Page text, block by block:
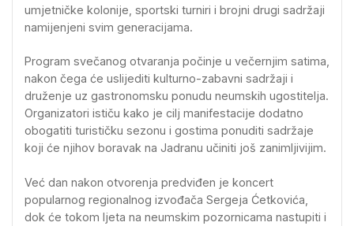
umjetničke kolonije, sportski turniri i brojni drugi sadržaji
namijenjeni svim generacijama.
Program svečanog otvaranja počinje u večernjim satima,
nakon čega će uslijediti kulturno-zabavni sadržaji i
druženje uz gastronomsku ponudu neumskih ugostitelja.
Organizatori ističu kako je cilj manifestacije dodatno
obogatiti turističku sezonu i gostima ponuditi sadržaje
koji će njihov boravak na Jadranu učiniti još zanimljivijim.
Već dan nakon otvorenja predviđen je koncert
popularnog regionalnog izvođača Sergeja Ćetkovića,
dok će tokom ljeta na neumskim pozornicama nastupiti i